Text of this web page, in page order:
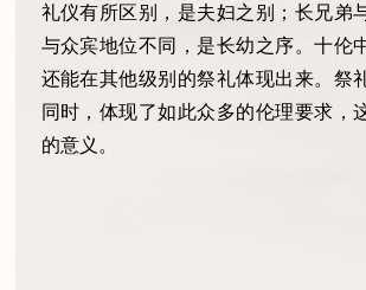
礼仪有所区别，是夫妇之别；长兄弟
与众宾地位不同，是长幼之序。十伦
还能在其他级别的祭礼体现出来。祭
同时，体现了如此众多的伦理要求，
的意义。